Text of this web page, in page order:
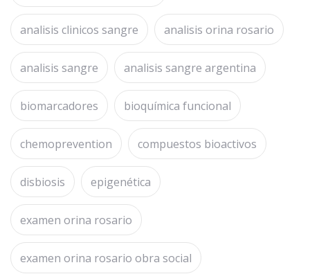
analisis clinicos sangre analisis orina rosario
analisis sangre analisis sangre argentina
biomarcadores bioquímica funcional
chemoprevention compuestos bioactivos
disbiosis epigenética
examen orina rosario
examen orina rosario obra social